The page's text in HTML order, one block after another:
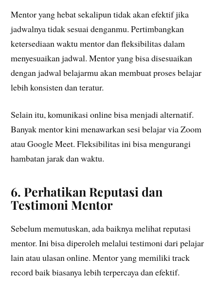
Mentor yang hebat sekalipun tidak akan efektif jika
jadwalnya tidak sesuai denganmu. Pertimbangkan
ketersediaan waktu mentor dan fleksibilitas dalam
menyesuaikan jadwal. Mentor yang bisa disesuaikan
dengan jadwal belajarmu akan membuat proses belajar
lebih konsisten dan teratur.
Selain itu, komunikasi online bisa menjadi alternatif.
Banyak mentor kini menawarkan sesi belajar via Zoom
atau Google Meet. Fleksibilitas ini bisa mengurangi
hambatan jarak dan waktu.
6. Perhatikan Reputasi dan
Testimoni Mentor
Sebelum memutuskan, ada baiknya melihat reputasi
mentor. Ini bisa diperoleh melalui testimoni dari pelajar
lain atau ulasan online. Mentor yang memiliki track
record baik biasanya lebih terpercaya dan efektif.